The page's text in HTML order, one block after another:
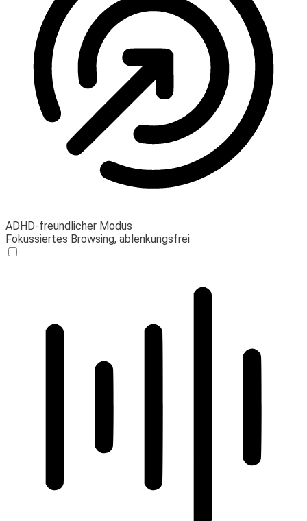
ADHD-freundlicher Modus
Fokussiertes Browsing, ablenkungsfrei